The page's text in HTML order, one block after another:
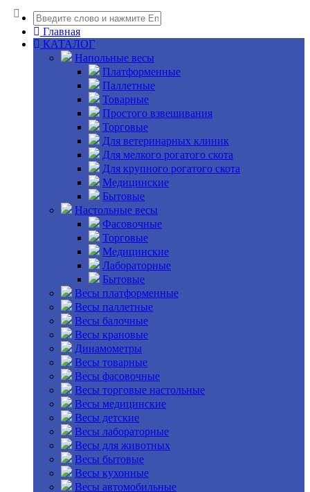
Главная
КАТАЛОГ
Напольные весы
Платформенные
Паллетные
Товарные
Простого взвешивания
Торговые
Для ветеринарных клиник
Для мелкого рогатого скота
Для крупного рогатого скота
Медицинские
Бытовые
Настольные весы
Фасовочные
Торговые
Медицинские
Лабораторные
Бытовые
Весы платформенные
Весы паллетные
Весы балочные
Весы крановые
Динамометры
Весы товарные
Весы фасовочные
Весы торговые настольные
Весы медицинские
Весы детские
Весы лабораторные
Весы для животных
Весы бытовые
Весы кухонные
Весы автомобильные